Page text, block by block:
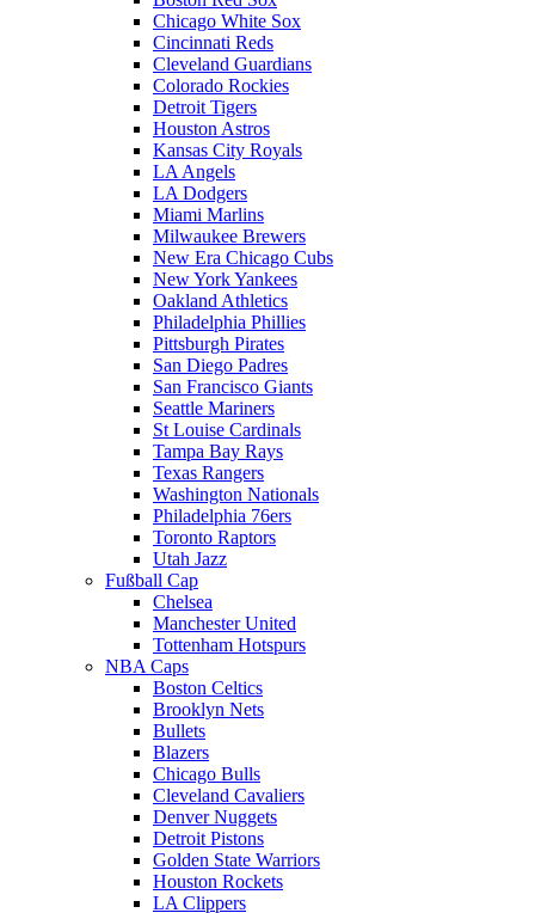
Chicago White Sox
Cincinnati Reds
Cleveland Guardians
Colorado Rockies
Detroit Tigers
Houston Astros
Kansas City Royals
LA Angels
LA Dodgers
Miami Marlins
Milwaukee Brewers
New Era Chicago Cubs
New York Yankees
Oakland Athletics
Philadelphia Phillies
Pittsburgh Pirates
San Diego Padres
San Francisco Giants
Seattle Mariners
St Louise Cardinals
Tampa Bay Rays
Texas Rangers
Washington Nationals
Philadelphia 76ers
Toronto Raptors
Utah Jazz
Fußball Cap
Chelsea
Manchester United
Tottenham Hotspurs
NBA Caps
Boston Celtics
Brooklyn Nets
Bullets
Blazers
Chicago Bulls
Cleveland Cavaliers
Denver Nuggets
Detroit Pistons
Golden State Warriors
Houston Rockets
LA Clippers